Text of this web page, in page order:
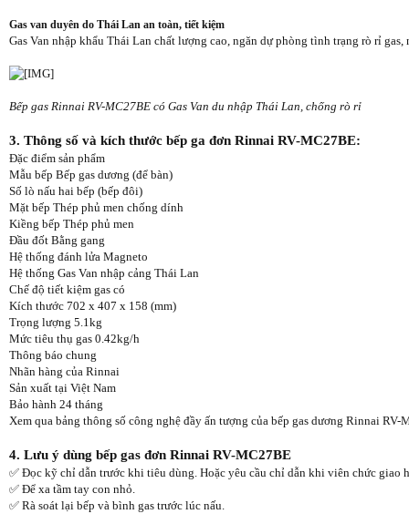
Gas van duyên do Thái Lan an toàn, tiết kiệm
Gas Van nhập khẩu Thái Lan chất lượng cao, ngăn dự phòng tình trạng rò rỉ
Bếp gas Rinnai RV-MC27BE có Gas Van du nhập Thái Lan, chống rò rỉ
3. Thông số và kích thước bếp ga đơn Rinnai RV-MC27BE:
Đặc điểm sản phẩm
Mẫu bếp Bếp gas dương (để bàn)
Số lò nấu hai bếp (bếp đôi)
Mặt bếp Thép phủ men chống dính
Kiềng bếp Thép phủ men
Đầu đốt Bằng gang
Hệ thống đánh lửa Magneto
Hệ thống Gas Van nhập cảng Thái Lan
Chế độ tiết kiệm gas có
Kích thước 702 x 407 x 158 (mm)
Trọng lượng 5.1kg
Mức tiêu thụ gas 0.42kg/h
Thông báo chung
Nhãn hàng của Rinnai
Sản xuất tại Việt Nam
Bảo hành 24 tháng
Xem qua bảng thông số công nghệ đầy ấn tượng của bếp gas dương Rinnai
4. Lưu ý dùng bếp gas đơn Rinnai RV-MC27BE
✅ Đọc kỹ chỉ dẫn trước khi tiêu dùng. Hoặc yêu cầu chỉ dẫn khi viên chức giao
✅ Để xa tầm tay con nhỏ.
✅ Rà soát lại bếp và bình gas trước lúc nấu.